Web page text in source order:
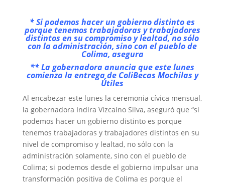
* Si podemos hacer un gobierno distinto es
porque tenemos trabajadoras y trabajadores
distintos en su compromiso y lealtad, no sólo
con la administración, sino con el pueblo de
Colima, asegura
** La gobernadora anuncia que este lunes
comienza la entrega de ColiBecas Mochilas y
Útiles
Al encabezar este lunes la ceremonia cívica mensual,
la gobernadora Indira Vizcaíno Silva, aseguró que “si
podemos hacer un gobierno distinto es porque
tenemos trabajadoras y trabajadores distintos en su
nivel de compromiso y lealtad, no sólo con la
administración solamente, sino con el pueblo de
Colima; si podemos desde el gobierno impulsar una
transformación positiva de Colima es porque el